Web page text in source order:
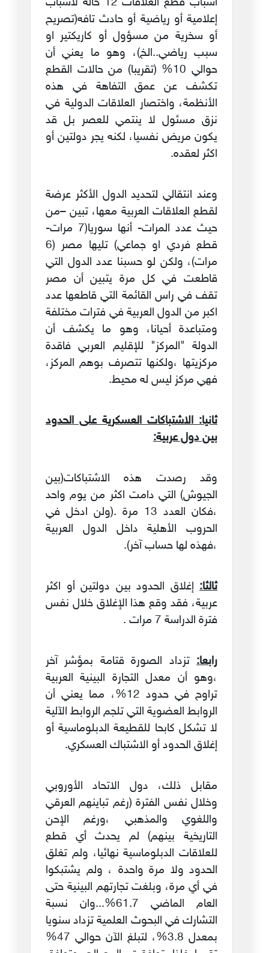
إعلامية أو رياضية أو حادث تافه(تصريح
أو سخرية من مسؤول أو كاريكتير او
سبب رياضي..الخ)، وهو ما يعني أن
حوالي 10% (تقريبا) من حالات القطع
تكشف عن عمق التفاهة في هذه
الأنظمة، واختصار العلاقات الدولية في
نزق مسئول لا ينتمي للعصر بل قد
يكون مريض نفسيا، لكنه يجر دولتين أو
اكثر لعقده.
وعند انتقالي لتحديد الدول الأكثر عرضة
لقطع العلاقات العربية معها، تبين –من
حيث عدد المرات- أنها سوريا(7 مرات-
قطع فردي او جماعي) تليها مصر (6
مرات)، ولكن لو حسبنا عدد الدول التي
قاطعت في كل مرة يتبين أن مصر
تقف في راس القائمة التي قاطعها عدد
اكبر من الدول العربية في فترات مختلفة
ومتباعدة أحيانا، وهو ما يكشف أن
الدولة "المركز" للإقليم العربي فاقدة
مركزيتها ،ولكنها تتصرف بوهم المركز،
فهي مركز ليس له محيط.
ثانيا: الاشتباكات العسكرية على الحدود
بين دول عربية:
وقد رصدت هذه الاشتباكات(بين
الجيوش) التي دامت اكثر من يوم واحد
،فكان العدد 13 مرة .(ولن ادخل في
الحروب الأهلية داخل الدول العربية
،فهذه لها حساب آخر).
ثالثا: إغلاق الحدود بين دولتين أو اكثر
عربية، فقد وقع هذا الإغلاق خلال نفس
فترة الدراسة 7 مرات .
رابعا: تزداد الصورة قتامة بمؤشر آخر
،وهو أن معدل التجارة البينية العربية
تراوح في حدود 12%، مما يعني أن
الروابط العضوية التي تلجم الروابط الآلية
لا تشكل كابحا للقطيعة الدبلوماسية أو
إغلاق الحدود أو الاشتباك العسكري.
مقابل ذلك، دول الاتحاد الأوروبي
وخلال نفس الفترة (رغم تباينهم العرقي
واللغوي والمذهبي ،ورغم الإحن
التاريخية بينهم) لم يحدث أي قطع
للعلاقات الدبلوماسية نهائيا، ولم تغلق
الحدود ولا مرة واحدة ، ولم يشتبكوا
في أي مرة، وبلغت تجارتهم البينية حتى
العام الماضي 61.7%...وان نسبة
التشارك في البحوث العلمية تزداد سنويا
بمعدل 3.8%، لتبلغ الآن حوالي 47%